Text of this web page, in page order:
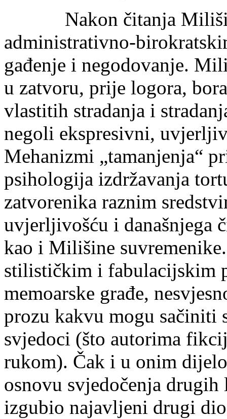
Nakon čitanja
administrativno-
gađenje i negodovanje.
u zatvoru, prije logora,
vlastitih stradanja i
negoli ekspresivni,
Mehanizmi „tamanjenja“
psihologija izdržavanja
zatvorenika raznim
uvjerljivošću i današnjega
kao i Milišine
stilističkim i fabulacijskim
memoarske građe,
prozu kakvu mogu sačiniti
svjedoci (što autorima
rukom). Čak i u onim
osnovu svjedočenja drugih
izgubio najavljeni drugi